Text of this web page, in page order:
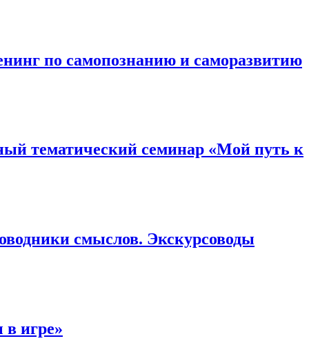
по самопознанию и саморазвитию
тематический семинар «Мой путь к
смыслов. Экскурсоводы
в игре»